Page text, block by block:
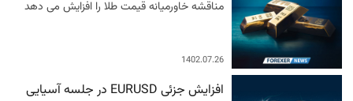
مناقشه خاورمیانه قیمت طلا را افزایش می دهد
1402.07.26
افزایش جزئی EURUSD در جلسه آسیایی